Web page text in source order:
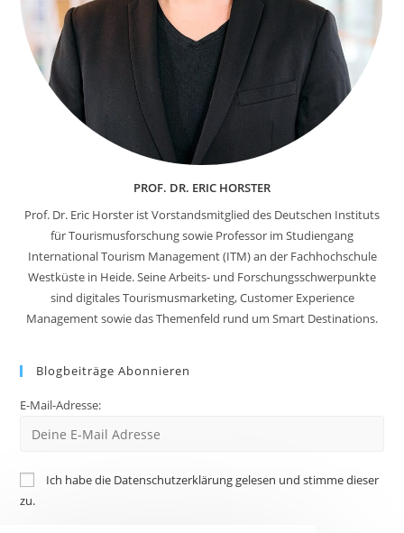
PROF. DR. ERIC HORSTER
Prof. Dr. Eric Horster ist Vorstandsmitglied des Deutschen Instituts
für Tourismusforschung sowie Professor im Studiengang
International Tourism Management (ITM) an der Fachhochschule
Westküste in Heide. Seine Arbeits- und Forschungsschwerpunkte
sind digitales Tourismusmarketing, Customer Experience
Management sowie das Themenfeld rund um Smart Destinations.
Blogbeiträge Abonnieren
E-Mail-Adresse:
Ich habe die Datenschutzerklärung gelesen und stimme dieser
zu.